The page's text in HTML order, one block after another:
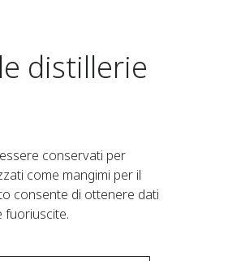
distillerie
conservati per
come mangimi per il
consente di ottenere dati
fuoriuscite.